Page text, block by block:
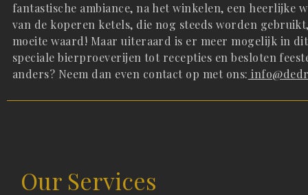
fantastische ambiance, na het winkelen, een heerlijke
van de koperen ketels, die nog steeds worden
moeite waard! Maar uiteraard is er meer mogelijk in
speciale bierproeverijen tot recepties en besloten
anders? Neem dan even contact op met ons:
Our Services